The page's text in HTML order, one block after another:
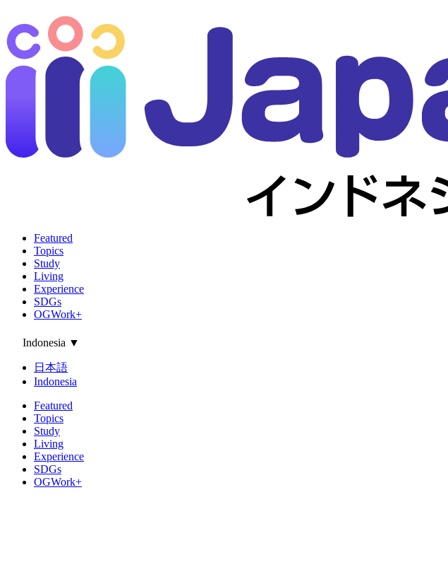
Featured
Topics
Study
Living
Experience
SDGs
OGWork+
Indonesia ▼
日本語
Indonesia
Featured
Topics
Study
Living
Experience
SDGs
OGWork+